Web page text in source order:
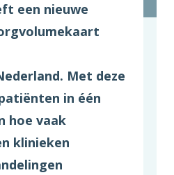
een nieuwe
Met deze
in één
hoe vaak
klinieken